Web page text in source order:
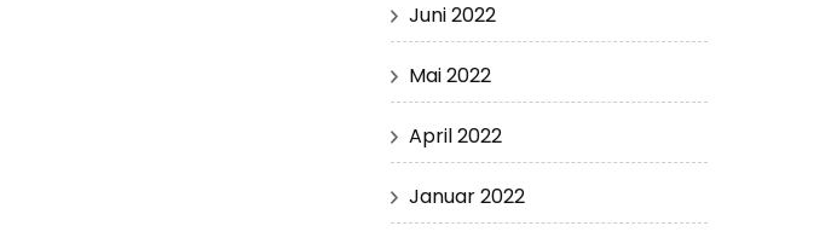
Juni 2022
Mai 2022
April 2022
Januar 2022